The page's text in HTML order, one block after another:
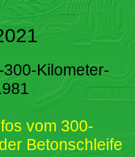
Kilometer-
vom 300-
Betonschleife